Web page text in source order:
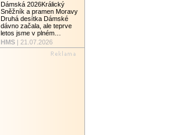
Dámská 2026Králický
Sněžník a pramen Moravy
Druhá desítka Dámské
dávno začala, ale teprve
letos jsme v plném…
HMS | 21.07.2026